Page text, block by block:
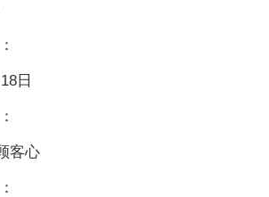
日
客心